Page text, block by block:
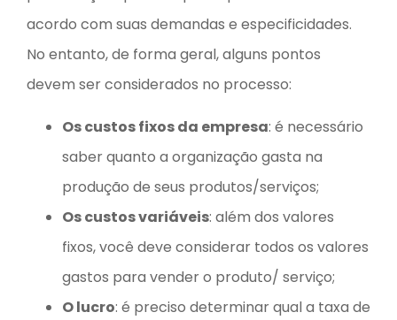
acordo com suas demandas e especificidades.
No entanto, de forma geral, alguns pontos
devem ser considerados no processo:
Os custos fixos da empresa: é necessário
saber quanto a organização gasta na
produção de seus produtos/serviços;
Os custos variáveis: além dos valores
fixos, você deve considerar todos os valores
gastos para vender o produto/ serviço;
O lucro: é preciso determinar qual a taxa de